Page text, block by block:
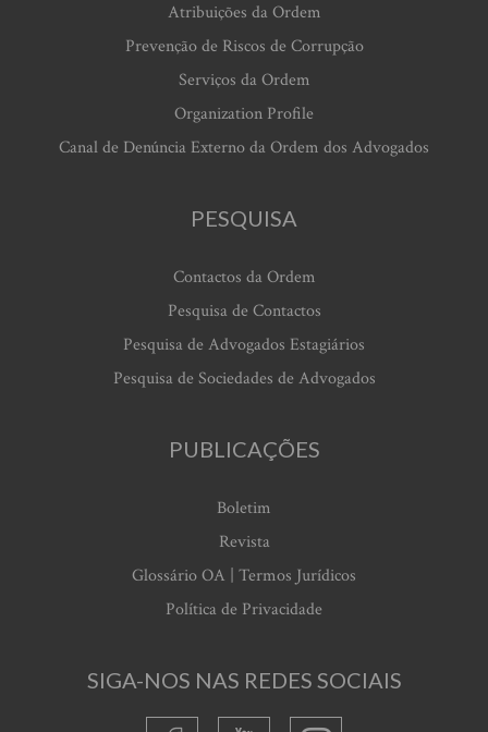
Atribuições da Ordem
Prevenção de Riscos de Corrupção
Serviços da Ordem
Organization Profile
Canal de Denúncia Externo da Ordem dos Advogados
PESQUISA
Contactos da Ordem
Pesquisa de Contactos
Pesquisa de Advogados Estagiários
Pesquisa de Sociedades de Advogados
PUBLICAÇÕES
Boletim
Revista
Glossário OA | Termos Jurídicos
Política de Privacidade
SIGA-NOS NAS REDES SOCIAIS